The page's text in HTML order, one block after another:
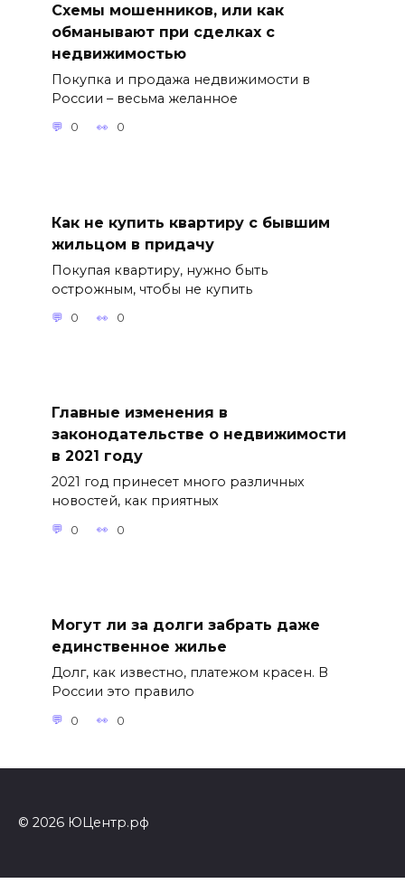
Схемы мошенников, или как
обманывают при сделках с
недвижимостью
Покупка и продажа недвижимости в
России – весьма желанное
0 0
Как не купить квартиру с бывшим
жильцом в придачу
Покупая квартиру, нужно быть
острожным, чтобы не купить
0 0
Главные изменения в
законодательстве о недвижимости
в 2021 году
2021 год принесет много различных
новостей, как приятных
0 0
Могут ли за долги забрать даже
единственное жилье
Долг, как известно, платежом красен. В
России это правило
0 0
© 2026 ЮЦентр.рф